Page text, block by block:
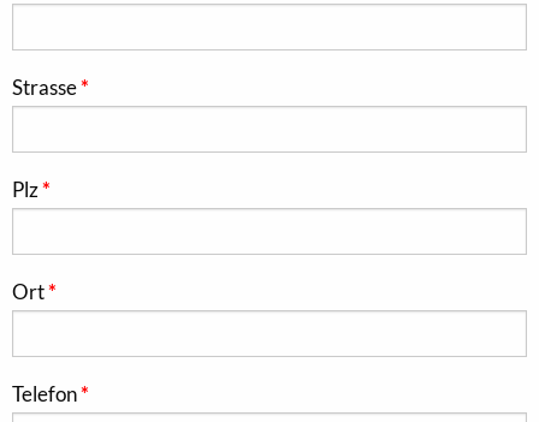
Strasse
Plz
Ort
Telefon